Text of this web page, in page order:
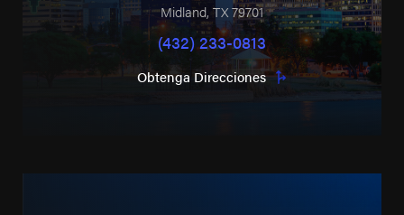
Midland,TX79701
(432) 233-0813
Obtenga Direcciones